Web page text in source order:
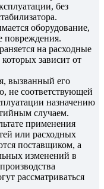
без
оборудование,
повреждения.
на расходные
зависит от
вызванный его
не соответствующей
назначению
случаем.
применения
или расходных
поставщиком, а
изменений в
рассматриваться